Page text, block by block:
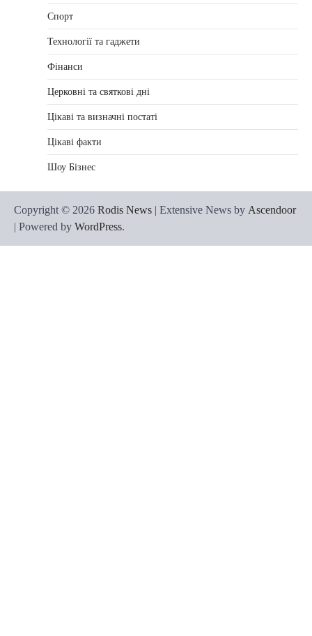
Спорт
Технології та гаджети
Фінанси
Церковні та святкові дні
Цікаві та визначні постаті
Цікаві факти
Шоу Бізнес
Copyright © 2026 Rodis News | Extensive News by Ascendoor
| Powered by WordPress.